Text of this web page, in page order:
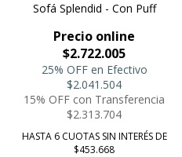
Sofá Splendid - Con Puff
Precio online
$2.722.005
25% OFF en Efectivo
$2.041.504
15% OFF con Transferencia
$2.313.704
HASTA 6 CUOTAS SIN INTERÉS DE
$453.668